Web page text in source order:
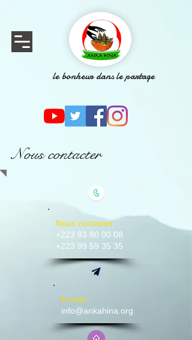
le bonheur dans le partage
Nous contacter
Nous contacter :
+223 83 80 00 08
+223 99 59 35 35
E-mail :
info@ankahina.org